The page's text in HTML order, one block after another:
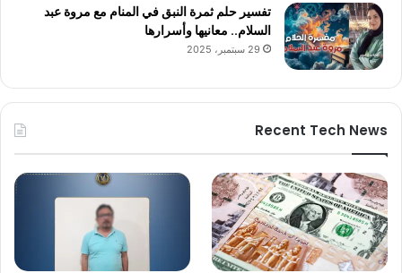
تفسير حلم ثمرة النبق في المنام مع مروة عبد
السلام.. معانيها وأسرارها
29 سبتمبر، 2025
Recent Tech News